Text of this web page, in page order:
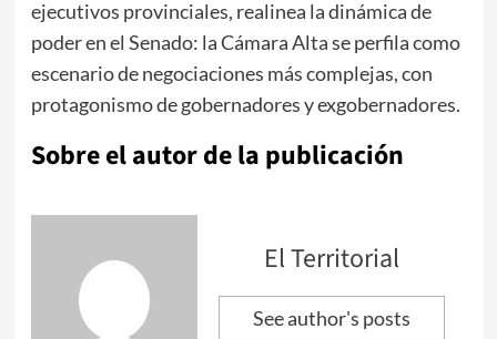
ejecutivos provinciales, realinea la dinámica de
poder en el Senado: la Cámara Alta se perfila como
escenario de negociaciones más complejas, con
protagonismo de gobernadores y exgobernadores.
Sobre el autor de la publicación
El Territorial
See author's posts